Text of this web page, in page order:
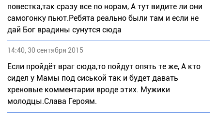
повестка,так сразу все по норам, А тут видите ли они
самогонку пьют.Ребята реально были там и если не
дай Бог врадины сунутся сюда
14:40, 30 сентября 2015
Если пройдёт враг сюда,то пойдут опять те же, А кто
сидел у Мамы под сиськой так и будет давать
хреновые комментарии вроде этих. Мужики
молодцы.Слава Героям.